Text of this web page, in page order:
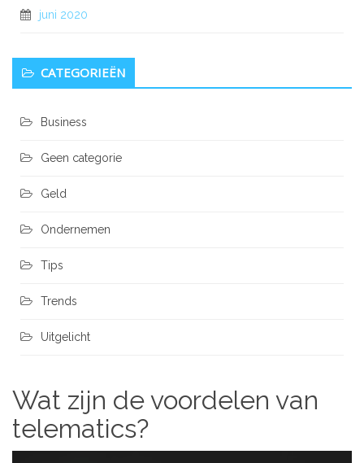
juni 2020
CATEGORIEËN
Business
Geen categorie
Geld
Ondernemen
Tips
Trends
Uitgelicht
Wat zijn de voordelen van
telematics?